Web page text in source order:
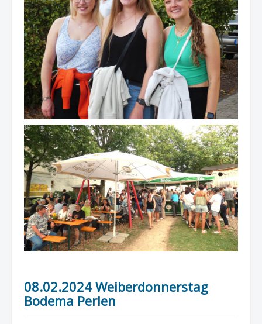
08.02.2024 Weiberdonnerstag
Bodema Perlen